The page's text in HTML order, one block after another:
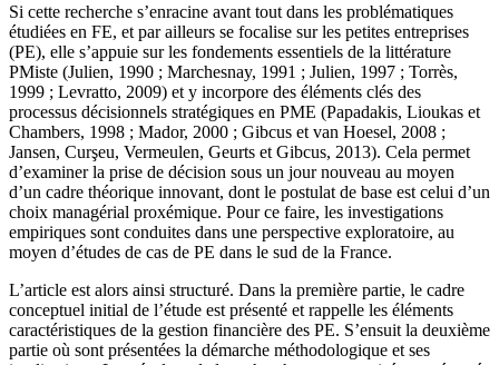
Si cette recherche s’enracine avant tout dans les problématiques
étudiées en FE, et par ailleurs se focalise sur les petites entreprises
(PE), elle s’appuie sur les fondements essentiels de la littérature
PMiste (Julien, 1990 ; Marchesnay, 1991 ; Julien, 1997 ; Torrès,
1999 ; Levratto, 2009) et y incorpore des éléments clés des
processus décisionnels stratégiques en PME (Papadakis, Lioukas et
Chambers, 1998 ; Mador, 2000 ; Gibcus et van Hoesel, 2008 ;
Jansen, Curşeu, Vermeulen, Geurts et Gibcus, 2013). Cela permet
d’examiner la prise de décision sous un jour nouveau au moyen
d’un cadre théorique innovant, dont le postulat de base est celui d’un
choix managérial proxémique. Pour ce faire, les investigations
empiriques sont conduites dans une perspective exploratoire, au
moyen d’études de cas de PE dans le sud de la France.
L’article est alors ainsi structuré. Dans la première partie, le cadre
conceptuel initial de l’étude est présenté et rappelle les éléments
caractéristiques de la gestion financière des PE. S’ensuit la deuxième
partie où sont présentées la démarche méthodologique et ses